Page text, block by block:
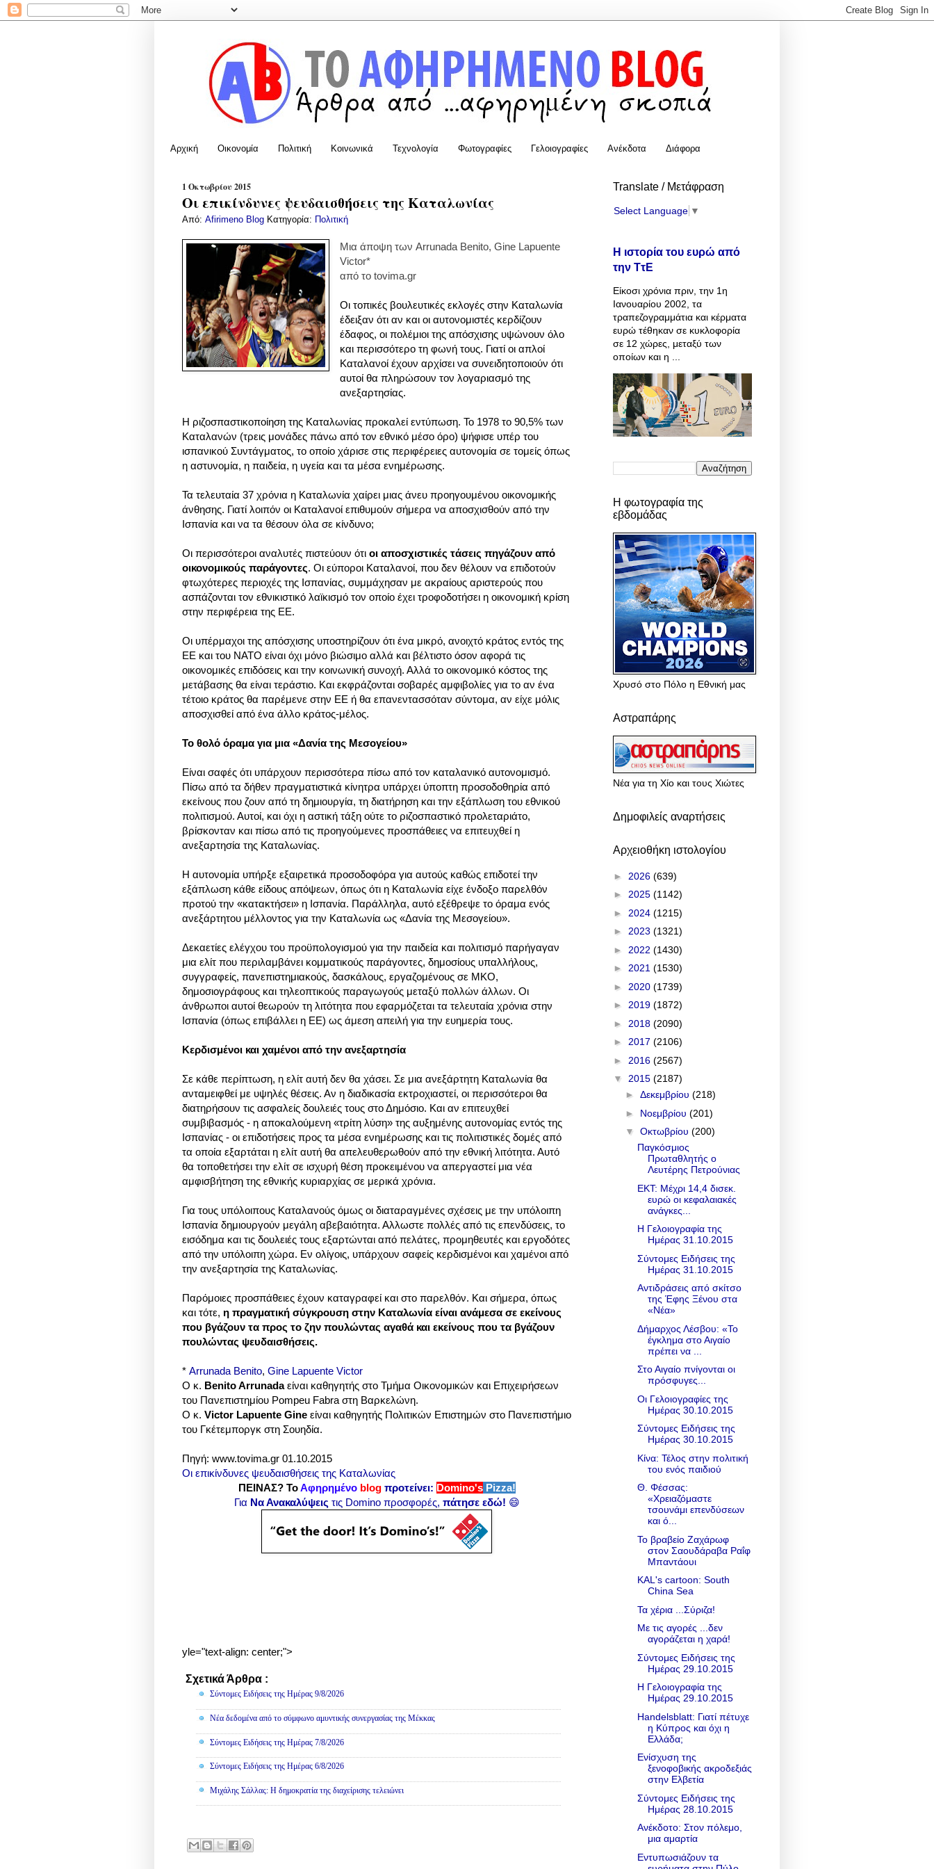
Αρχική Οικονομία Πολιτική Κοινωνικά Τεχνολογία Φωτογραφίες Γελοιογραφίες Ανέκδοτα Διάφορα
1 Οκτωβρίου 2015
Οι επικίνδυνες ψευδαισθήσεις της Καταλωνίας
Από: Afirimeno Blog Κατηγορία: Πολιτική
Μια άποψη των Arrunada Benito, Gine Lapuente
Victor*
από το tovima.gr
Οι τοπικές βουλευτικές εκλογές στην Καταλωνία
έδειξαν ότι αν και οι αυτονομιστές κερδίζουν
έδαφος, οι πολέμιοι της απόσχισης υψώνουν όλο
και περισσότερο τη φωνή τους. Γιατί οι απλοί
Καταλανοί έχουν αρχίσει να συνειδητοποιούν ότι
αυτοί θα πληρώσουν τον λογαριασμό της
ανεξαρτησίας.
Η ριζοσπαστικοποίηση της Καταλωνίας προκαλεί εντύπωση. Το 1978 το 90,5% των
Καταλανών (τρεις μονάδες πάνω από τον εθνικό μέσο όρο) ψήφισε υπέρ του
ισπανικού Συντάγματος, το οποίο χάρισε στις περιφέρειες αυτονομία σε τομείς όπως
η αστυνομία, η παιδεία, η υγεία και τα μέσα ενημέρωσης.
Τα τελευταία 37 χρόνια η Καταλωνία χαίρει μιας άνευ προηγουμένου οικονομικής
άνθησης. Γιατί λοιπόν οι Καταλανοί επιθυμούν σήμερα να αποσχισθούν από την
Ισπανία και να τα θέσουν όλα σε κίνδυνο;
Οι περισσότεροι αναλυτές πιστεύουν ότι οι αποσχιστικές τάσεις πηγάζουν από
οικονομικούς παράγοντες. Οι εύποροι Καταλανοί, που δεν θέλουν να επιδοτούν
φτωχότερες περιοχές της Ισπανίας, συμμάχησαν με ακραίους αριστερούς που
ασπάζονται τον εθνικιστικό λαϊκισμό τον οποίο έχει τροφοδοτήσει η οικονομική κρίση
στην περιφέρεια της ΕΕ.
Οι υπέρμαχοι της απόσχισης υποστηρίζουν ότι ένα μικρό, ανοιχτό κράτος εντός της
ΕΕ και του ΝΑΤΟ είναι όχι μόνο βιώσιμο αλλά και βέλτιστο όσον αφορά τις
οικονομικές επιδόσεις και την κοινωνική συνοχή. Αλλά το οικονομικό κόστος της
μετάβασης θα είναι τεράστιο. Και εκφράζονται σοβαρές αμφιβολίες για το αν ένα
τέτοιο κράτος θα παρέμενε στην ΕΕ ή θα επανεντασσόταν σύντομα, αν είχε μόλις
αποσχισθεί από ένα άλλο κράτος-μέλος.
Το θολό όραμα για μια «Δανία της Μεσογείου»
Είναι σαφές ότι υπάρχουν περισσότερα πίσω από τον καταλανικό αυτονομισμό.
Πίσω από τα δήθεν πραγματιστικά κίνητρα υπάρχει ύποπτη προσοδοθηρία από
εκείνους που ζουν από τη δημιουργία, τη διατήρηση και την εξάπλωση του εθνικού
πολιτισμού. Αυτοί, και όχι η αστική τάξη ούτε το ριζοσπαστικό προλεταριάτο,
βρίσκονταν και πίσω από τις προηγούμενες προσπάθειες να επιτευχθεί η
ανεξαρτησία της Καταλωνίας.
Η αυτονομία υπήρξε εξαιρετικά προσοδοφόρα για αυτούς καθώς επιδοτεί την
εξάπλωση κάθε είδους απόψεων, όπως ότι η Καταλωνία είχε ένδοξο παρελθόν
προτού την «κατακτήσει» η Ισπανία. Παράλληλα, αυτό εξέθρεψε το όραμα ενός
ανεξάρτητου μέλλοντος για την Καταλωνία ως «Δανία της Μεσογείου».
Δεκαετίες ελέγχου του προϋπολογισμού για την παιδεία και πολιτισμό παρήγαγαν
μια ελίτ που περιλαμβάνει κομματικούς παράγοντες, δημοσίους υπαλλήλους,
συγγραφείς, πανεπιστημιακούς, δασκάλους, εργαζομένους σε ΜΚΟ,
δημοσιογράφους και τηλεοπτικούς παραγωγούς μεταξύ πολλών άλλων. Οι
άνθρωποι αυτοί θεωρούν τη λιτότητα που εφαρμόζεται τα τελευταία χρόνια στην
Ισπανία (όπως επιβάλλει η ΕΕ) ως άμεση απειλή για την ευημερία τους.
Κερδισμένοι και χαμένοι από την ανεξαρτησία
Σε κάθε περίπτωση, η ελίτ αυτή δεν θα χάσει. Σε μια ανεξάρτητη Καταλωνία θα
ανταμειφθεί με υψηλές θέσεις. Αν η διαδικασία εκτροχιαστεί, οι περισσότεροι θα
διατηρήσουν τις ασφαλείς δουλειές τους στο Δημόσιο. Και αν επιτευχθεί
συμβιβασμός - η αποκαλούμενη «τρίτη λύση» της αυξημένης αυτονομίας εντός της
Ισπανίας - οι επιδοτήσεις προς τα μέσα ενημέρωσης και τις πολιτιστικές δομές από
τα οποία εξαρτάται η ελίτ αυτή θα απελευθερωθούν από την εθνική λιτότητα. Αυτό
θα τοποθετήσει την ελίτ σε ισχυρή θέση προκειμένου να απεργαστεί μια νέα
αμφισβήτηση της εθνικής κυριαρχίας σε μερικά χρόνια.
Για τους υπόλοιπους Καταλανούς όμως οι διαταραγμένες σχέσεις με την υπόλοιπη
Ισπανία δημιουργούν μεγάλη αβεβαιότητα. Αλλωστε πολλές από τις επενδύσεις, το
εισόδημα και τις δουλειές τους εξαρτώνται από πελάτες, προμηθευτές και εργοδότες
από την υπόλοιπη χώρα. Εν ολίγοις, υπάρχουν σαφείς κερδισμένοι και χαμένοι από
την ανεξαρτησία της Καταλωνίας.
Παρόμοιες προσπάθειες έχουν καταγραφεί και στο παρελθόν. Και σήμερα, όπως
και τότε, η πραγματική σύγκρουση στην Καταλωνία είναι ανάμεσα σε εκείνους
που βγάζουν τα προς το ζην πουλώντας αγαθά και εκείνους που τα βγάζουν
πουλώντας ψευδαισθήσεις.
* Arrunada Benito, Gine Lapuente Victor
Ο κ. Benito Arrunadaείναι καθηγητής στο Τμήμα Οικονομικών και Επιχειρήσεων
του Πανεπιστημίου Pompeu Fabra στη Βαρκελώνη.
Ο κ. Victor Lapuente Gine είναι καθηγητής Πολιτικών Επιστημών στο Πανεπιστήμιο
του Γκέτεμποργκ στη Σουηδία.
Πηγή: www.tovima.gr 01.10.2015
Οι επικίνδυνες ψευδαισθήσεις της Καταλωνίας
ΠΕΙΝΑΣ? ΤοΑφηρημένο blog προτείνει: Domino'sPizza!
Για Να Ανακαλύψεις τις Domino προσφορές, πάτησε εδώ! 😄
yle="text-align: center;">
Σχετικά Άρθρα :
Σύντομες Ειδήσεις της Ημέρας 9/8/2026
Νέα δεδομένα από το σύμφωνο αμυντικής συνεργασίας της Μέκκας
Σύντομες Ειδήσεις της Ημέρας 7/8/2026
Σύντομες Ειδήσεις της Ημέρας 6/8/2026
Μιχάλης Σάλλας: Η δημοκρατία της διαχείρισης τελειώνει
Translate / Μετάφραση
Select Language ▼
Η ιστορία του ευρώ από
την ΤτΕ
Είκοσι χρόνια πριν, την 1η
Ιανουαρίου 2002, τα
τραπεζογραμμάτια και κέρματα
ευρώ τέθηκαν σε κυκλοφορία
σε 12 χώρες, μεταξύ των
οποίων και η ...
Η φωτογραφία της
εβδομάδας
Χρυσό στο Πόλο η Εθνική μας
Αστραπάρης
Νέα για τη Χίο και τους Χιώτες
Δημοφιλείς αναρτήσεις
Αρχειοθήκη ιστολογίου
► 2026 (639)
► 2025 (1142)
► 2024 (1215)
► 2023 (1321)
► 2022 (1430)
► 2021 (1530)
► 2020 (1739)
► 2019 (1872)
► 2018 (2090)
► 2017 (2106)
► 2016 (2567)
▼ 2015 (2187)
► Δεκεμβρίου (218)
► Νοεμβρίου (201)
▼ Οκτωβρίου (200)
Παγκόσμιος
Πρωταθλητής ο
Λευτέρης Πετρούνιας
ΕΚΤ: Μέχρι 14,4 δισεκ.
ευρώ οι κεφαλαιακές
ανάγκες...
Η Γελοιογραφία της
Ημέρας 31.10.2015
Σύντομες Ειδήσεις της
Ημέρας 31.10.2015
Αντιδράσεις από σκίτσο
της Έφης Ξένου στα
«Νέα»
Δήμαρχος Λέσβου: «Το
έγκλημα στο Αιγαίο
πρέπει να ...
Στο Αιγαίο πνίγονται οι
πρόσφυγες...
Οι Γελοιογραφίες της
Ημέρας 30.10.2015
Σύντομες Ειδήσεις της
Ημέρας 30.10.2015
Κίνα: Τέλος στην πολιτική
του ενός παιδιού
Θ. Φέσσας:
«Χρειαζόμαστε
τσουνάμι επενδύσεων
και ό...
Το βραβείο Ζαχάρωφ
στον Σαουδάραβα Ραΐφ
Μπαντάουι
KAL's cartoon: South
China Sea
Τα χέρια ...Σύριζα!
Με τις αγορές ...δεν
αγοράζεται η χαρά!
Σύντομες Ειδήσεις της
Ημέρας 29.10.2015
Η Γελοιογραφία της
Ημέρας 29.10.2015
Handelsblatt: Γιατί πέτυχε
η Κύπρος και όχι η
Ελλάδα;
Ενίσχυση της
ξενοφοβικής ακροδεξιάς
στην Ελβετία
Σύντομες Ειδήσεις της
Ημέρας 28.10.2015
Ανέκδοτο: Στον πόλεμο,
μια αμαρτία
Εντυπωσιάζουν τα